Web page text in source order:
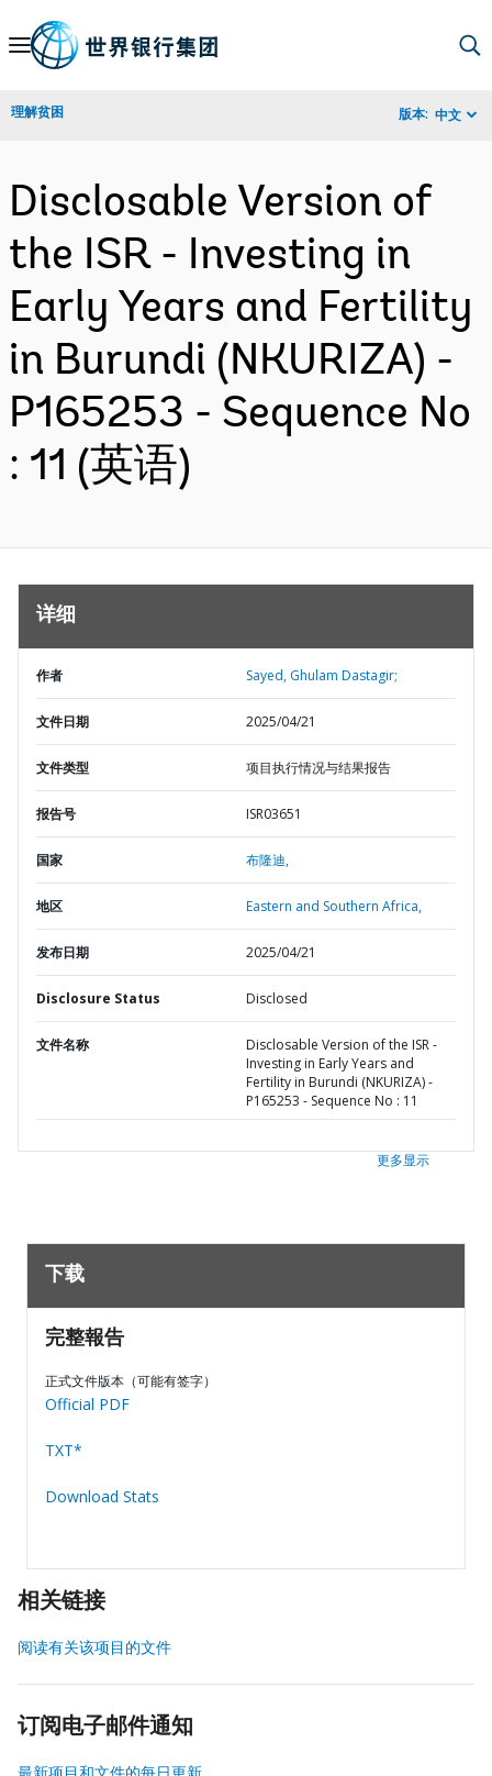
Skip
Navigation
理解贫困 版本: 中文
Disclosable Version of
the ISR - Investing in
Early Years and Fertility
in Burundi (NKURIZA) -
P165253 - Sequence No
: 11 (英语)
详细
作者 Sayed, Ghulam Dastagir;
文件日期 2025/04/21
文件类型 项目执行情况与结果报告
报告号 ISR03651
国家 布隆迪,
地区 Eastern and Southern Africa,
发布日期 2025/04/21
Disclosure Status Disclosed
文件名称
Disclosable Version of the ISR -
Investing in Early Years and
Fertility in Burundi (NKURIZA) -
P165253 - Sequence No : 11
更多显示
下载
完整報告
正式文件版本（可能有签字）
Official PDF
TXT*
Download Stats
相关链接
阅读有关该项目的文件
订阅电子邮件通知